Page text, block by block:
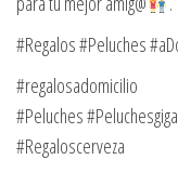
#Regalos #Peluches
#regalosadomicilio
#Peluches
#Regaloscerveza